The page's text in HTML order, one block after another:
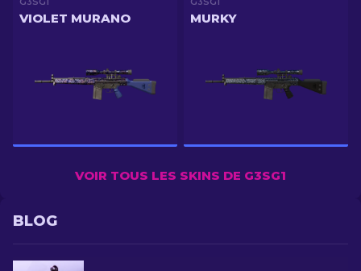
VIOLET MURANO MURKY
VOIR TOUS LES SKINS DE G3SG1
BLOG